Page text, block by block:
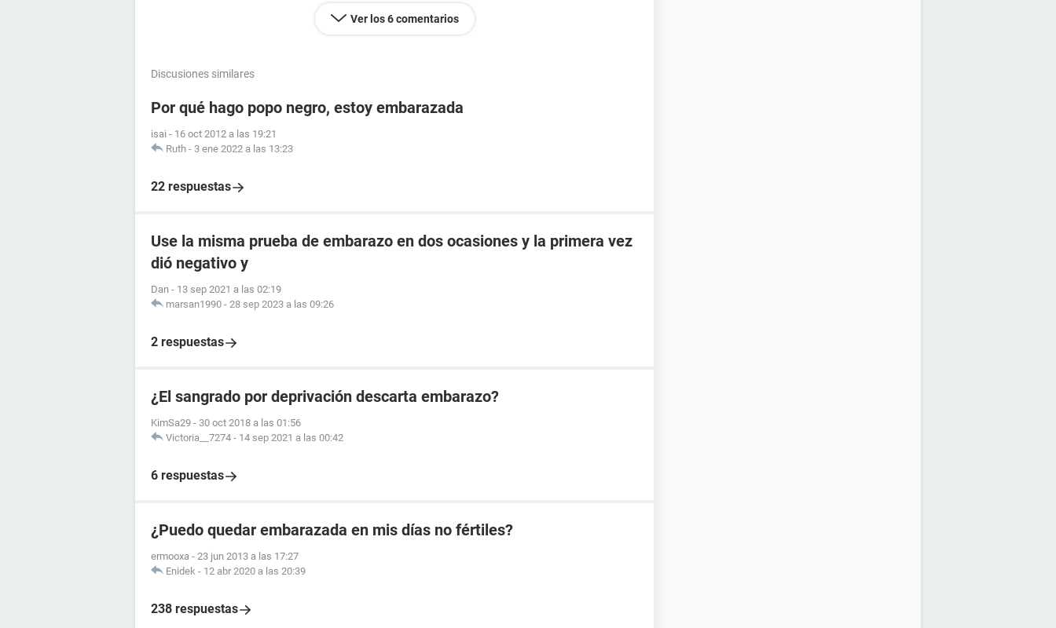
Ver los 6 comentarios
Discusiones similares
Por qué hago popo negro, estoy embarazada
isai - 16 oct 2012 a las 19:21
Ruth - 3 ene 2022 a las 13:23
22 respuestas
Use la misma prueba de embarazo en dos ocasiones y la primera vez
dió negativo y
Dan - 13 sep 2021 a las 02:19
marsan1990 - 28 sep 2023 a las 09:26
2 respuestas
¿El sangrado por deprivación descarta embarazo?
KimSa29 - 30 oct 2018 a las 01:56
Victoria__7274 - 14 sep 2021 a las 00:42
6 respuestas
¿Puedo quedar embarazada en mis días no fértiles?
ermooxa - 23 jun 2013 a las 17:27
Enidek - 12 abr 2020 a las 20:39
238 respuestas